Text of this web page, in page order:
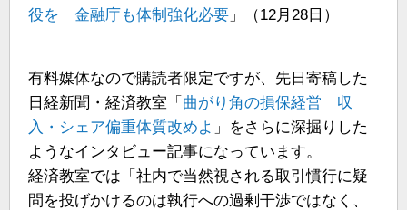
役を 金融庁も体制強化必要 」（12月28日）
有料媒体なので購読者限定ですが、先日寄稿した
日経新聞・経済教室「 曲がり角の損保経営 収
入・シェア偏重体質改めよ 」をさらに深掘りした
ようなインタビュー記事になっています。
経済教室では「社内で当然視される取引慣行に疑
問を投げかけるのは執行への過剰干渉ではなく、